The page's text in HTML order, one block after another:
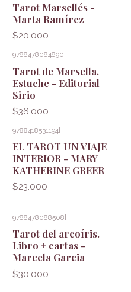
Tarot Marsellés -
Marta Ramírez
$20.000
9788478084890
Tarot de Marsella.
Estuche - Editorial
Sirio
$36.000
9788418531194|
EL TAROT UN VIAJE
INTERIOR - MARY
KATHERINE GREER
$23.000
9788478088508
Tarot del arcoíris.
Libro + cartas -
Marcela Garcia
$30.000